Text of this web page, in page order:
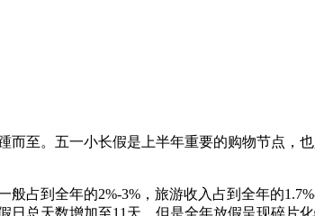
而至。五一小长假是上半年重要的购物节点
占到全年的2%-3%，旅游收入占到全年的
日总天数增加至11天，但是全年放假呈现碎